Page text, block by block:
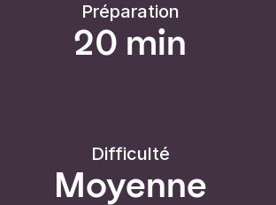
Préparation
20 min
Difficulté
Moyenne